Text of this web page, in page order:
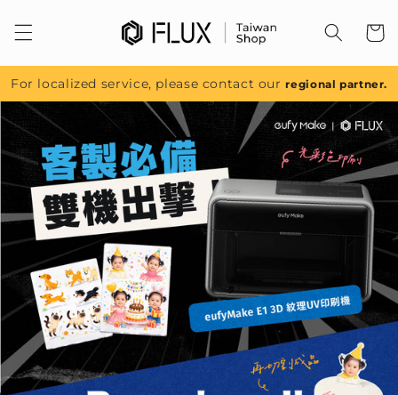
容
For localized service, please contact ourregional partner.